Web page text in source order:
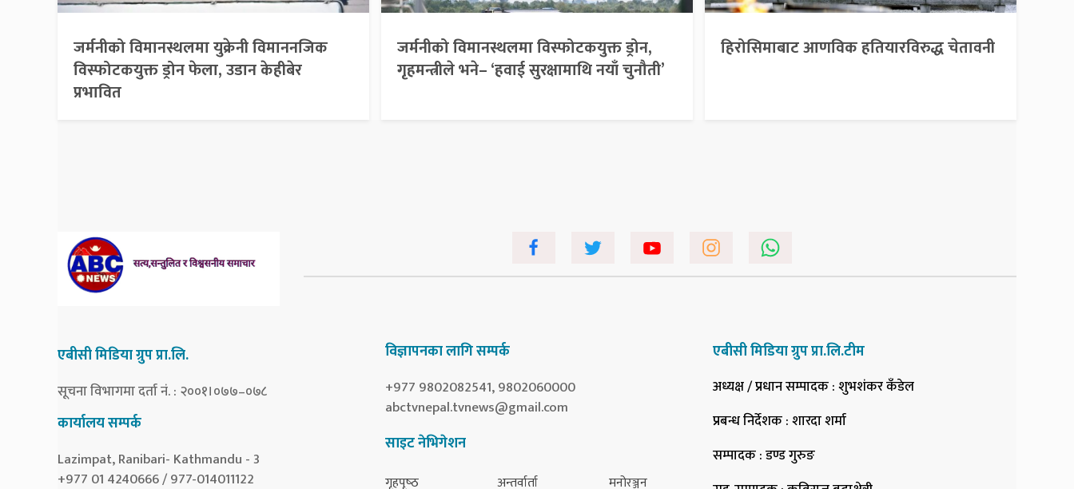
जर्मनीको विमानस्थलमा युक्रेनी विमाननजिक
विस्फोटकयुक्त ड्रोन फेला, उडान केहीबेर
प्रभावित
जर्मनीको विमानस्थलमा विस्फोटकयुक्त ड्रोन,
गृहमन्त्रीले भने– ‘हवाई सुरक्षामाथि नयाँ चुनौती’
हिरोसिमाबाट आणविक हतियारविरुद्ध चेतावनी
एबीसी मिडिया ग्रुप प्रा.लि.
सूचना विभागमा दर्ता नं. : २००१।०७७–०७८
कार्यालय सम्पर्क
Lazimpat, Ranibari- Kathmandu - 3
+977 01 4240666 / 977-014011122
विज्ञापनका लागि सम्पर्क
+977 9802082541, 9802060000
abctvnepal.tvnews@gmail.com
साइट नेभिगेशन
गृहपृष्‍ठ अन्तर्वार्ता मनोरञ्जन
एबीसी मिडिया ग्रुप प्रा.लि.टीम
अध्यक्ष / प्रधान सम्पादक: शुभशंकर कँडेल
प्रबन्ध निर्देशक: शारदा शर्मा
सम्पादक: डण्ड गुरुङ